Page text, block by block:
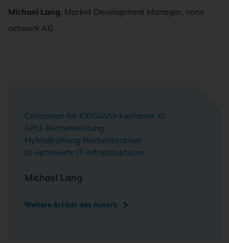
Michael Lang, Market Development Manager, noris
network AG
Colocation für KIDSGVO-konforme KI
GPU-Rechenleistung
Hybridkühlung Rechenzentrum
KI-optimierte IT-Infrastrukturen
Michael Lang
Weitere Artikel des Autors